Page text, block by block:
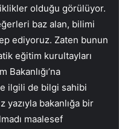
olduğu görülüyor.
baz alan, bilimi
ediyoruz. Zaten bunun
eğitim kurultayları
ilgili de bilgi sahibi
yazıyla bakanlığa bir
maalesef